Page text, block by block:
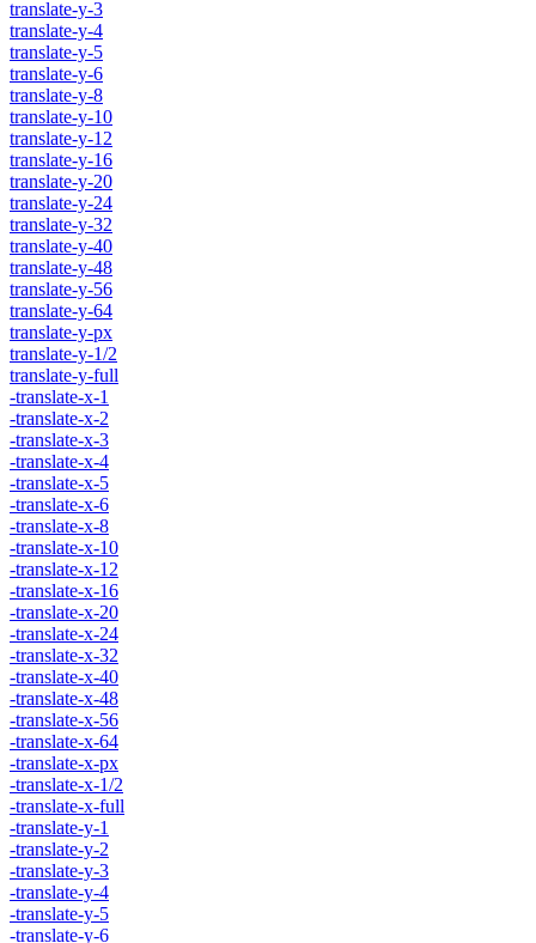
translate-y-3
translate-y-4
translate-y-5
translate-y-6
translate-y-8
translate-y-10
translate-y-12
translate-y-16
translate-y-20
translate-y-24
translate-y-32
translate-y-40
translate-y-48
translate-y-56
translate-y-64
translate-y-px
translate-y-1/2
translate-y-full
-translate-x-1
-translate-x-2
-translate-x-3
-translate-x-4
-translate-x-5
-translate-x-6
-translate-x-8
-translate-x-10
-translate-x-12
-translate-x-16
-translate-x-20
-translate-x-24
-translate-x-32
-translate-x-40
-translate-x-48
-translate-x-56
-translate-x-64
-translate-x-px
-translate-x-1/2
-translate-x-full
-translate-y-1
-translate-y-2
-translate-y-3
-translate-y-4
-translate-y-5
-translate-y-6